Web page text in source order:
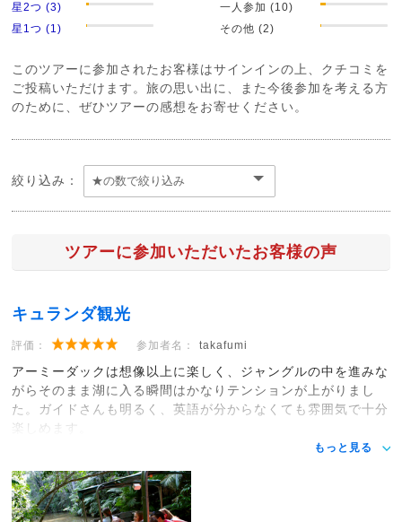
星2つ (3)
星1つ (1)
一人参加 (10)
その他 (2)
このツアーに参加されたお客様はサインインの上、クチコミを
ご投稿いただけます。旅の思い出に、また今後参加を考える方
のために、ぜひツアーの感想をお寄せください。
絞り込み：
ツアーに参加いただいたお客様の声
キュランダ観光
評価： 参加者名： takafumi
アーミーダックは想像以上に楽しく、ジャングルの中を進みな
がらそのまま湖に入る瞬間はかなりテンションが上がりまし
た。ガイドさんも明るく、英語が分からなくても雰囲気で十分
楽しめます。
もっと見る